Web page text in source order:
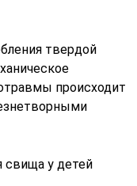
твердой
происходит
свища у детей